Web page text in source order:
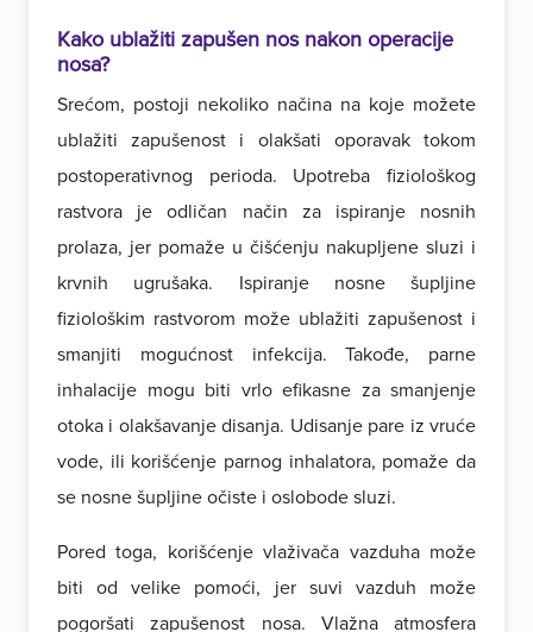
Kako ublažiti zapušen nos nakon operacije
nosa?
Srećom, postoji nekoliko načina na koje možete
ublažiti zapušenost i olakšati oporavak tokom
postoperativnog perioda. Upotreba fiziološkog
rastvora je odličan način za ispiranje nosnih
prolaza, jer pomaže u čišćenju nakupljene sluzi i
krvnih ugrušaka. Ispiranje nosne šupljine
fiziološkim rastvorom može ublažiti zapušenost i
smanjiti mogućnost infekcija. Takođe, parne
inhalacije mogu biti vrlo efikasne za smanjenje
otoka i olakšavanje disanja. Udisanje pare iz vruće
vode, ili korišćenje parnog inhalatora, pomaže da
se nosne šupljine očiste i oslobode sluzi.
Pored toga, korišćenje vlaživača vazduha može
biti od velike pomoći, jer suvi vazduh može
pogoršati zapušenost nosa. Vlažna atmosfera